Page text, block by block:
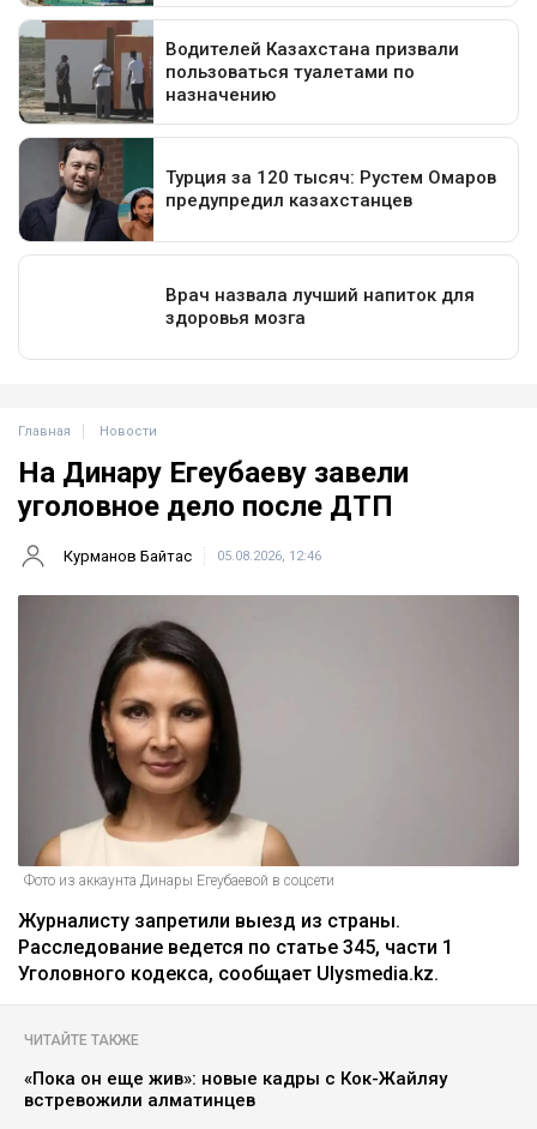
Главная Новости
На Динару Егеубаеву завели
уголовное дело после ДТП
Курманов Байтас 05.08.2026, 12:46
Фото из аккаунта Динары Егеубаевой в соцсети
Журналисту запретили выезд из страны.
Расследование ведется по статье 345, части 1
Уголовного кодекса, сообщает Ulysmedia.kz.
ЧИТАЙТЕ ТАКЖЕ
«Пока он еще жив»: новые кадры с Кок-Жайляу
встревожили алматинцев